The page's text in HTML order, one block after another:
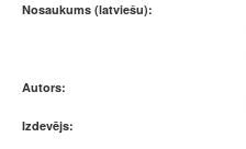
Nosaukums (latviešu):
Autors:
Izdevējs: